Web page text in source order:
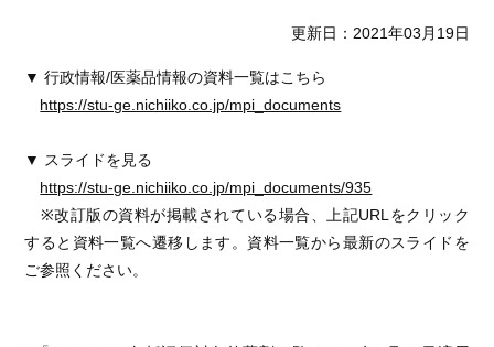
更新日：2021年03月19日
▼ 行政情報/医薬品情報の資料一覧はこちら
https://stu-ge.nichiiko.co.jp/mpi_documents
▼ スライドを見る
https://stu-ge.nichiiko.co.jp/mpi_documents/935
※改訂版の資料が掲載されている場合、上記URLをクリック
すると資料一覧へ遷移します。資料一覧から最新のスライドを
ご参照ください。